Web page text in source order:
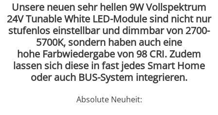
Unsere neuen sehr hellen 9W Vollspektrum
24V Tunable White LED-Module sind nicht nur
stufenlos einstellbar und dimmbar von 2700-
5700K, sondern haben auch eine
hohe Farbwiedergabe von 98 CRI. Zudem
lassen sich diese in fast jedes Smart Home
oder auch BUS-System integrieren.
Absolute Neuheit: